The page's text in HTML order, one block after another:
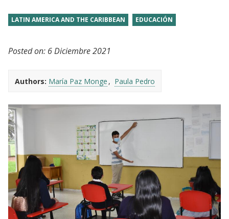
LATIN AMERICA AND THE CARIBBEAN EDUCACIÓN
Posted on: 6 Diciembre 2021
Authors: María Paz Monge Paula Pedro